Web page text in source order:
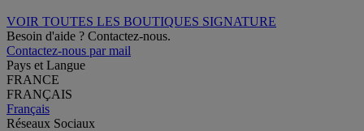
VOIR TOUTES LES BOUTIQUES SIGNATURE
Besoin d'aide ? Contactez-nous.
Contactez-nous par mail
Pays et Langue
FRANCE
FRANÇAIS
Français
Réseaux Sociaux